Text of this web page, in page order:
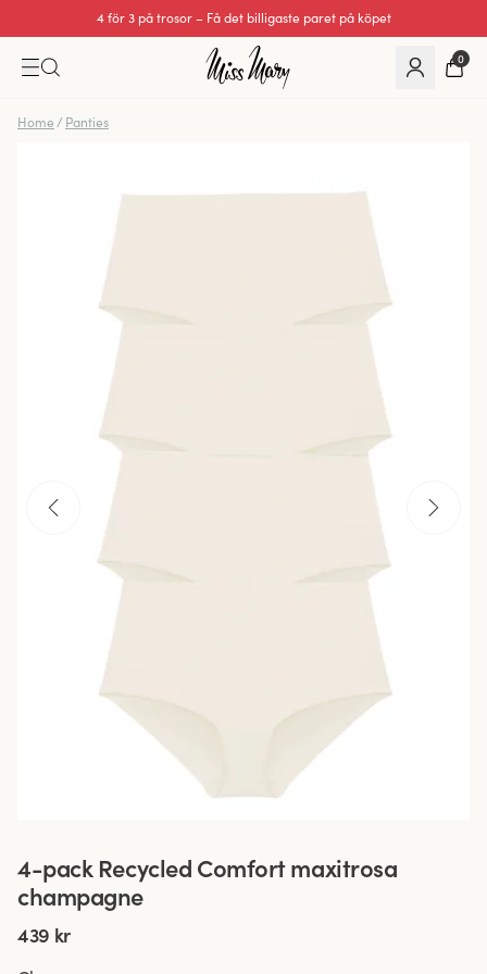
4 för 3 på trosor – Få det billigaste paret på köpet
0
Home / Panties
4-pack Recycled Comfort maxitrosa
champagne
439 kr